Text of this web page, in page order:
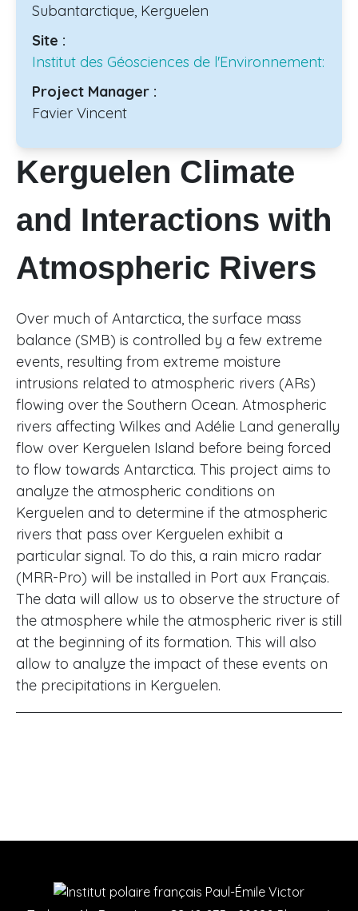
Subantarctique, Kerguelen
Site :
Institut des Géosciences de l'Environnement:
Project Manager :
Favier Vincent
Kerguelen Climate
and Interactions with
Atmospheric Rivers
Over much of Antarctica, the surface mass
balance (SMB) is controlled by a few extreme
events, resulting from extreme moisture
intrusions related to atmospheric rivers (ARs)
flowing over the Southern Ocean. Atmospheric
rivers affecting Wilkes and Adélie Land generally
flow over Kerguelen Island before being forced
to flow towards Antarctica. This project aims to
analyze the atmospheric conditions on
Kerguelen and to determine if the atmospheric
rivers that pass over Kerguelen exhibit a
particular signal. To do this, a rain micro radar
(MRR-Pro) will be installed in Port aux Français.
The data will allow us to observe the structure of
the atmosphere while the atmospheric river is still
at the beginning of its formation. This will also
allow to analyze the impact of these events on
the precipitations in Kerguelen.